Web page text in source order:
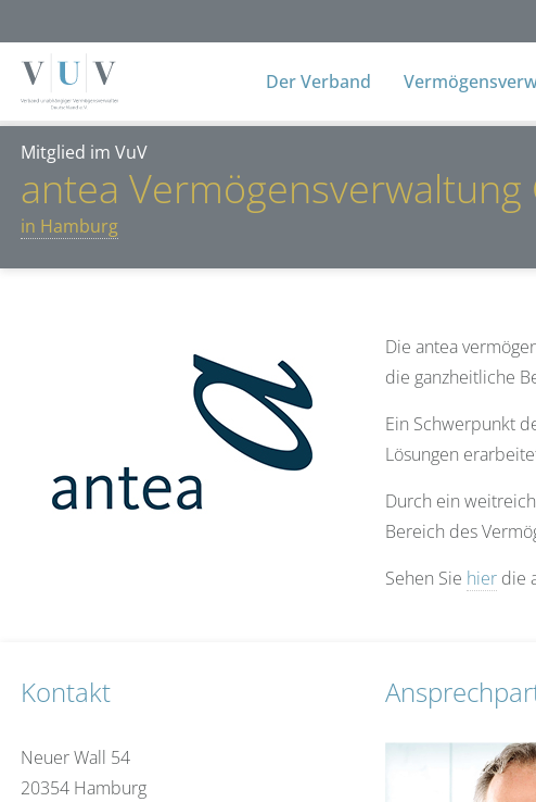
Der Verband
Mitglied im VuV
antea Vermögensverwaltung
in Hamburg
Die antea
die ganzheitliche
Ein Schwerpunkt
Lösungen
Durch ein
Bereich des
Sehen Sie hier die
Kontakt
Neuer Wall 54
20354 Hamburg